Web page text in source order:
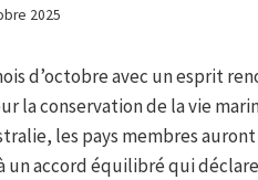
2025
d’octobre avec un esprit
la conservation de la vie
les pays membres
un accord équilibré qui